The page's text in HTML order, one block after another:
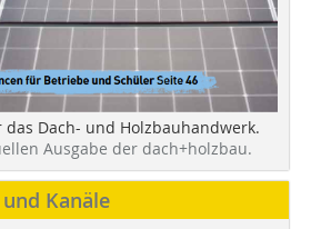
das Dach- und Holzbauhandwerk.
Ausgabe der dach+holzbau.
Kanäle